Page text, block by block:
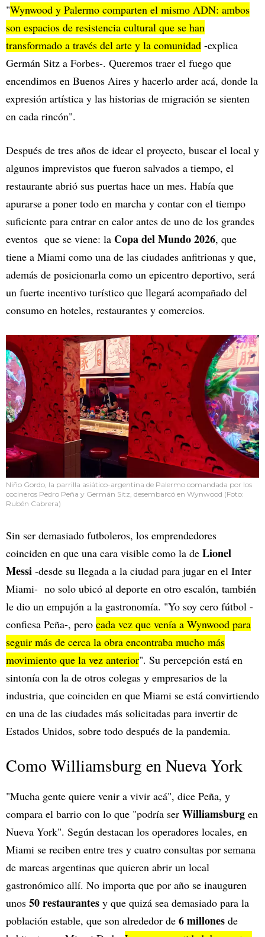
"Wynwood y Palermo comparten el mismo ADN: ambos
son espacios de resistencia cultural que se han
transformado a través del arte y la comunidad -explica
Germán Sitz a Forbes-. Queremos traer el fuego que
encendimos en Buenos Aires y hacerlo arder acá, donde la
expresión artística y las historias de migración se sienten
en cada rincón".
Después de tres años de idear el proyecto, buscar el local y
algunos imprevistos que fueron salvados a tiempo, el
restaurante abrió sus puertas hace un mes. Había que
apurarse a poner todo en marcha y contar con el tiempo
suficiente para entrar en calor antes de uno de los grandes
eventos que se viene: la Copa del Mundo 2026, que
tiene a Miami como una de las ciudades anfitrionas y que,
además de posicionarla como un epicentro deportivo, será
un fuerte incentivo turístico que llegará acompañado del
consumo en hoteles, restaurantes y comercios.
Niño Gordo, la parrilla asiático-argentina de Palermo comandada por los
cocineros Pedro Peña y Germán Sitz, desembarcó en Wynwood (Foto:
Rubén Cabrera)
Sin ser demasiado futboleros, los emprendedores
coinciden en que una cara visible como la de Lionel
Messi -desde su llegada a la ciudad para jugar en el Inter
Miami- no solo ubicó al deporte en otro escalón, también
le dio un empujón a la gastronomía. "Yo soy cero fútbol -
confiesa Peña-, pero cada vez que venía a Wynwood para
seguir más de cerca la obra encontraba mucho más
movimiento que la vez anterior". Su percepción está en
sintonía con la de otros colegas y empresarios de la
industria, que coinciden en que Miami se está convirtiendo
en una de las ciudades más solicitadas para invertir de
Estados Unidos, sobre todo después de la pandemia.
Como Williamsburg en Nueva York
"Mucha gente quiere venir a vivir acá", dice Peña, y
compara el barrio con lo que "podría ser Williamsburg en
Nueva York". Según destacan los operadores locales, en
Miami se reciben entre tres y cuatro consultas por semana
de marcas argentinas que quieren abrir un local
gastronómico allí. No importa que por año se inauguren
unos 50 restaurantes y que quizá sea demasiado para la
población estable, que son alrededor de 6 millones de